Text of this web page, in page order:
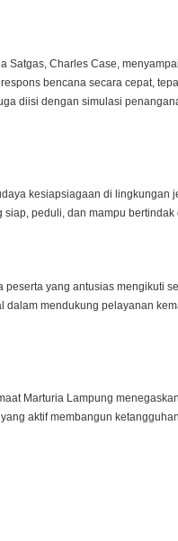
Satgas, Charles Case,
bencana secara cepat,
diisi dengan simulasi
kesiapsiagaan di lingkungan
peduli, dan mampu bertindak
yang antusias mengikuti
mendukung pelayanan
Marturia Lampung
aktif membangun